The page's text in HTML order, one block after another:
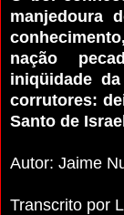
manjedoura
nação
iniqüidade
corrutores:
Santo de
Autor: Jaime
Transcrito por